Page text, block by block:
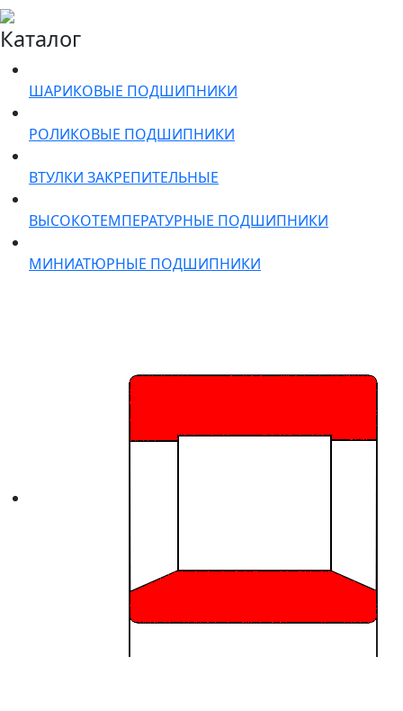
Каталог
ШАРИКОВЫЕ ПОДШИПНИКИ
РОЛИКОВЫЕ ПОДШИПНИКИ
ВТУЛКИ ЗАКРЕПИТЕЛЬНЫЕ
ВЫСОКОТЕМПЕРАТУРНЫЕ ПОДШИПНИКИ
МИНИАТЮРНЫЕ ПОДШИПНИКИ